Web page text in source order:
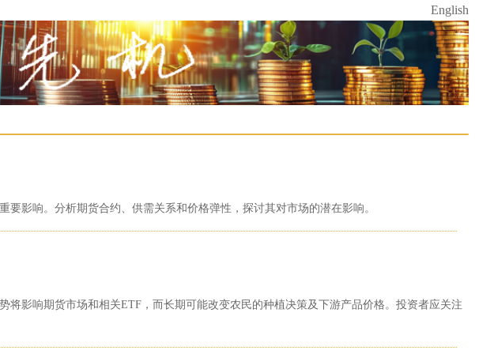
English
影响。分析期货合约、供需关系和价格弹性，探讨其对市场的潜在影响。
影响期货市场和相关ETF，而长期可能改变农民的种植决策及下游产品价格。投资者应关注